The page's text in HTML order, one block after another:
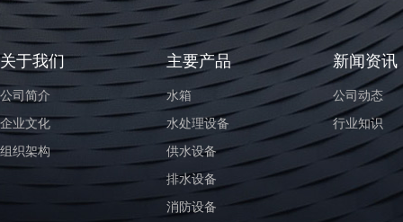
关于我们
公司简介
企业文化
组织架构
主要产品
水箱
水处理设备
供水设备
排水设备
消防设备
新闻资讯
公司动态
行业知识